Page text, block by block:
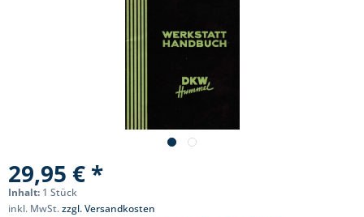
29,95 € *
Inhalt: 1 Stück
inkl. MwSt.zzgl. Versandkosten